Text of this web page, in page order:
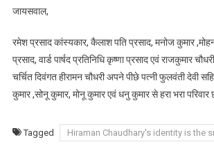
जायसवाल,
रमेश प्रसाद कांस्यकार, कैलाश पति प्रसाद, मनोज कुमार
प्रसाद, वार्ड पार्षद प्रतिनिधि कृष्णा प्रसाद एवं राजकुमार
चर्चित दिवंगत हीरामन चौधरी अपने पीछे पत्नी फुलवंती देवी
कुमार ,सोनू कुमार, मोनू कुमार एवं धनु कुमार से हरा भरा परिवार
Tagged Hiraman Chaudhary's identity is the